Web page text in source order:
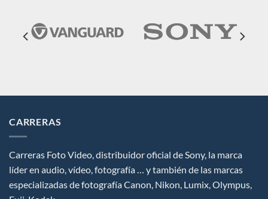
CARRERAS
Carreras Foto Video, distribuidor oficial de Sony, la marca
líder en audio, vídeo, fotografía … y también de las marcas
especializadas de fotografía Canon, Nikon, Lumix, Olympus,